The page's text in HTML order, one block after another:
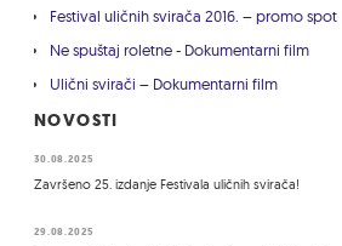
Festival uličnih svirača 2016. – promo spot
Ne spuštaj roletne - Dokumentarni film
Ulični svirači – Dokumentarni film
NOVOSTI
30.08.2025
Završeno 25. izdanje Festivala uličnih svirača!
29.08.2025